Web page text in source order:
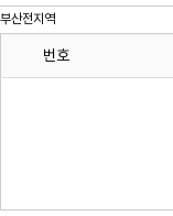
부산전지역
번호